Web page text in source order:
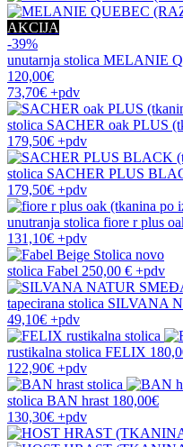
AKCIJA
-39%
unutarnja stolica MELANIE
120,00€
73,70€ +pdv
stolica SACHER oak PLUS
179,50€ +pdv
stolica SACHER PLUS
179,50€ +pdv
unutranja stolica fiore r plus
131,10€ +pdv
novo
stolica Fabel 250,00 € +pdv
tapecirana stolica SILVANA
49,10€ +pdv
rustikalna stolica FELIX
122,90€ +pdv
stolica BAN hrast 180,00€
130,30€ +pdv